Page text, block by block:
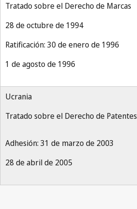
Tratado sobre el Derecho de Marcas
28 de octubre de 1994
Ratificación: 30 de enero de 1996
1 de agosto de 1996
Ucrania
Tratado sobre el Derecho de Patentes
Adhesión: 31 de marzo de 2003
28 de abril de 2005